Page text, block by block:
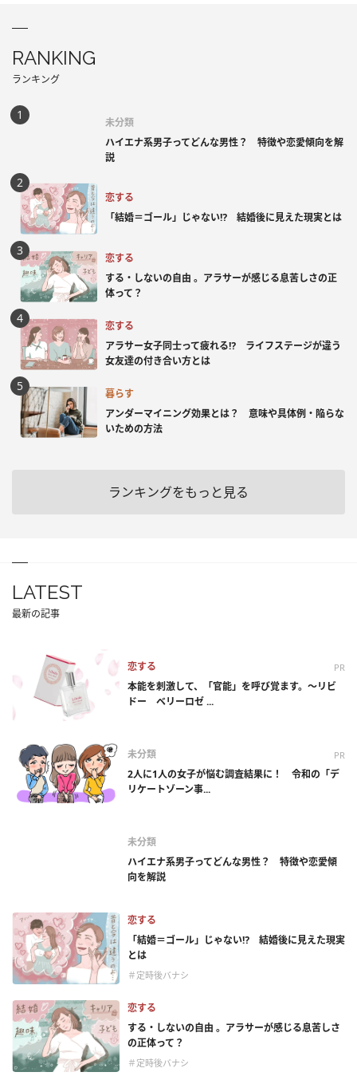
RANKING
ランキング
未分類
ハイエナ系男子ってどんな男性？ 特徴や恋愛傾向を解
説
恋する
「結婚＝ゴール」じゃない⁉ 結婚後に見えた現実とは
恋する
する・しないの自由 。アラサーが感じる息苦しさの正
体って？
恋する
アラサー女子同士って疲れる⁉ ライフステージが違う
女友達の付き合い方とは
暮らす
アンダーマイニング効果とは？ 意味や具体例・陥らな
いための方法
ランキングをもっと見る
LATEST
最新の記事
恋する PR
本能を刺激して、「官能」を呼び覚ます。～リビ
ドー ベリーロゼ ...
未分類 PR
2人に1人の女子が悩む調査結果に！ 令和の「デ
リケートゾーン事...
未分類
ハイエナ系男子ってどんな男性？ 特徴や恋愛傾
向を解説
恋する
「結婚＝ゴール」じゃない⁉ 結婚後に見えた現実
とは
＃定時後バナシ
恋する
する・しないの自由 。アラサーが感じる息苦しさ
の正体って？
＃定時後バナシ